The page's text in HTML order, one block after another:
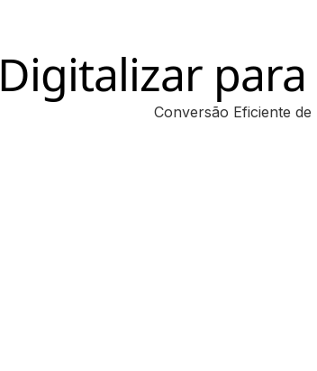
Digitalizar
Conversão Eficiente